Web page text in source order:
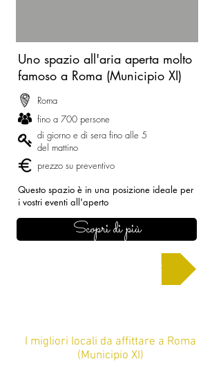
Uno spazio all'aria aperta molto
famoso a Roma (Municipio XI)
Roma
fino a 700 persone
di giorno e di sera fino alle 5
del mattino
prezzo su preventivo
Questo spazio è in una posizione ideale per
i vostri eventi all'aperto
Scopri di più
I migliori locali da affittare a Roma
(Municipio XI)